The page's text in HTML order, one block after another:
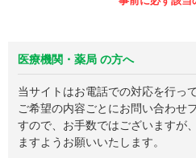
医療機関・薬局 の方へ
当サイトはお電話での対応を行っ
ご希望の内容ごとにお問い合わせ
すので、お手数ではございますが
ますようお願いいたします。